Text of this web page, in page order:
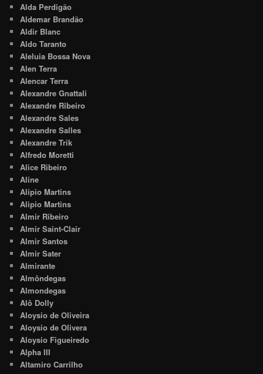
Alda Perdigão
Aldemar Brandão
Aldir Blanc
Aldo Taranto
Aleluia Bossa Nova
Alen Terra
Alencar Terra
Alexandre Gnattali
Alexandre Ribeiro
Alexandre Sales
Alexandre Salles
Alexandre Trik
Alfredo Moretti
Alice Ribeiro
Aline
Alípio Martins
Alipio Martins
Almir Ribeiro
Almir Saint-Clair
Almir Santos
Almir Sater
Almirante
Almôndegas
Almondegas
Alô Dolly
Aloysio de Oliveira
Aloysio de Olivera
Aloysio Figueiredo
Alpha III
Altamiro Carrilho